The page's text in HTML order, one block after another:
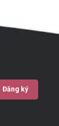
Đăng ký